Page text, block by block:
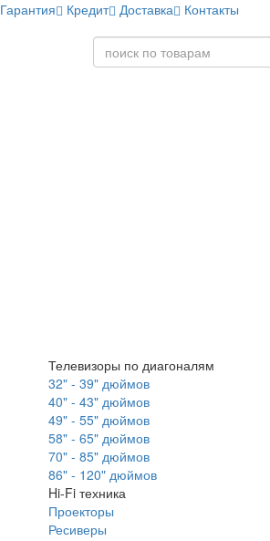
Гарантия Кредит Доставка
Контакты
Телевизоры по диагоналям
32" - 39" дюймов
40" - 43" дюймов
49" - 55" дюймов
58" - 65" дюймов
70" - 85" дюймов
86" - 120" дюймов
Hi-Fi техника
Проекторы
Ресиверы